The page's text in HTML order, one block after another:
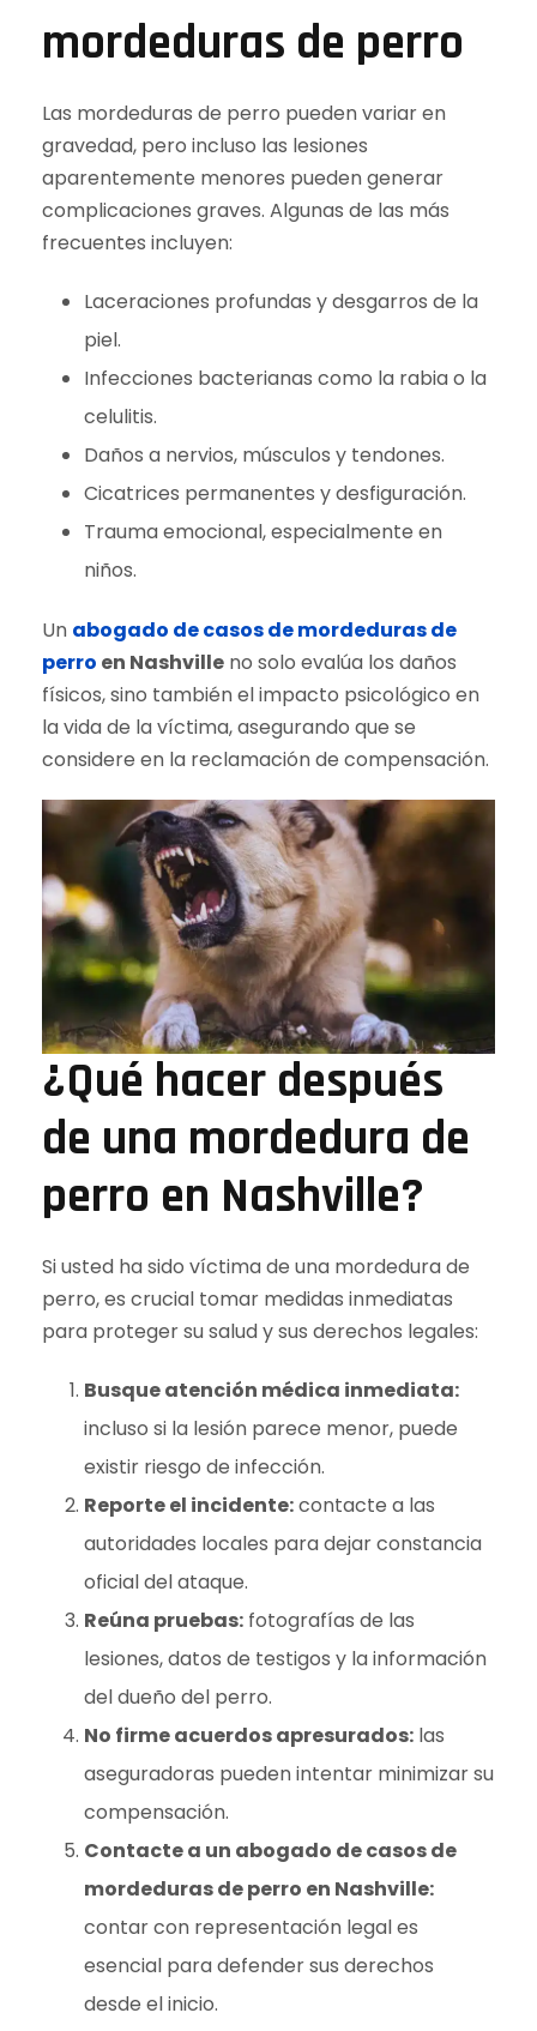
mordeduras de perro
Las mordeduras de perro pueden variar en
gravedad, pero incluso las lesiones
aparentemente menores pueden generar
complicaciones graves. Algunas de las más
frecuentes incluyen:
Laceraciones profundas y desgarros de la
piel.
Infecciones bacterianas como la rabia o la
celulitis.
Daños a nervios, músculos y tendones.
Cicatrices permanentes y desfiguración.
Trauma emocional, especialmente en
niños.
Un abogado de casos de mordeduras de
perro en Nashville no solo evalúa los daños
físicos, sino también el impacto psicológico en
la vida de la víctima, asegurando que se
considere en la reclamación de compensación.
¿Qué hacer después
de una mordedura de
perro en Nashville?
Si usted ha sido víctima de una mordedura de
perro, es crucial tomar medidas inmediatas
para proteger su salud y sus derechos legales:
Busque atención médica inmediata:
incluso si la lesión parece menor, puede
existir riesgo de infección.
Reporte el incidente:contacte a las
autoridades locales para dejar constancia
oficial del ataque.
Reúna pruebas: fotografías de las
lesiones, datos de testigos y la información
del dueño del perro.
No firme acuerdos apresurados: las
aseguradoras pueden intentar minimizar su
compensación.
Contacte a un abogado de casos de
mordeduras de perro en Nashville:
contar con representación legal es
esencial para defender sus derechos
desde el inicio.